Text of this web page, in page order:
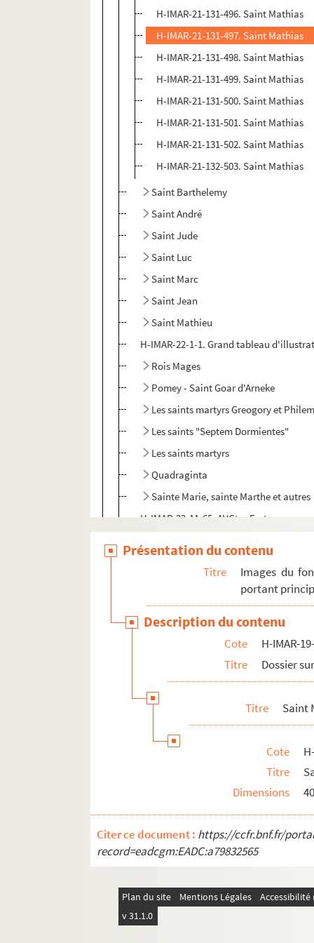
H-IMAR-21-131-496. Saint Mathias
H-IMAR-21-131-497. Saint Mathias
H-IMAR-21-131-498. Saint Mathias
H-IMAR-21-131-499. Saint Mathias
H-IMAR-21-131-500. Saint Mathias
H-IMAR-21-131-501. Saint Mathias
H-IMAR-21-131-502. Saint Mathias
H-IMAR-21-132-503. Saint Mathias
Saint Barthelemy
Saint André
Saint Jude
Saint Luc
Saint Marc
Saint Jean
Saint Mathieu
H-IMAR-22-1-1. Grand tableau
Rois Mages
Pomey - Saint Goar d'Arneke
Les saints martyrs Greogory et
Les saints "Septem Dormientes"
Les saints martyrs
Quadraginta
Sainte Marie, sainte Marthe et autres
H-IMAR-22-11-65. AVCtor Fratrum
H-IMAR-22-14-68. Incipit prologus
H-IMAR-22-15-69. Nouvelles fleurs des
Calendrier des saints
H-IMAR-22-24-96. Die HL. Ih Nothhalfer
H-IMAR-22-24-97. Die HL. Ih Nothhalfer
H-IMAR-22-25-98. Le massacre des
H-IMAR-22-25-99. Le massacre des
H-IMAR-22-25-100. Le massacre des
H-IMAR-22-25-101. Le massacre des
H-IMAR-22-25-102. Le massacre des
H-IMAR-22-26-103. Les saints innocents
H-IMAR-22-27-105. Les saints innocents
H-IMAR-22-28-106. Les saints martyrs
H-IMAR-22-29-107. Sainte Ulphe et
H-IMAR-22-30-108. Les premiers
Présentation du contenu
Titre
Images du
portant
Description du contenu
Cote
H-IMAR-
Titre
Dossier
Titre Saint
Cote
Titre
Dimensions
Citer ce document : https://ccfr.bnf.fr/
record=eadcgm:EADC:a79832565
Plan du site Mentions Légales
v 31.1.0